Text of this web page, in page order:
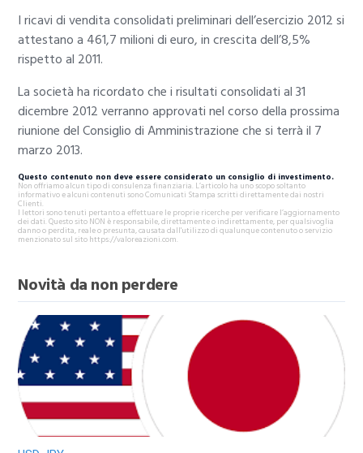
I ricavi di vendita consolidati preliminari dell’esercizio 2012 si
attestano a 461,7 milioni di euro, in crescita dell’8,5%
rispetto al 2011.
La società ha ricordato che i risultati consolidati al 31
dicembre 2012 verranno approvati nel corso della prossima
riunione del Consiglio di Amministrazione che si terrà il 7
marzo 2013.
Questo contenuto non deve essere considerato un consiglio di investimento.
Non offriamo alcun tipo di consulenza finanziaria. L’articolo ha uno scopo soltanto
informativo e alcuni contenuti sono Comunicati Stampa scritti direttamente dai nostri
Clienti.
I lettori sono tenuti pertanto a effettuare le proprie ricerche per verificare l’aggiornamento
dei dati. Questo sito NON è responsabile, direttamente o indirettamente, per qualsivoglia
danno o perdita, reale o presunta, causata dall'utilizzo di qualunque contenuto o servizio
menzionato sul sito https://valoreazioni.com.
Novità da non perdere